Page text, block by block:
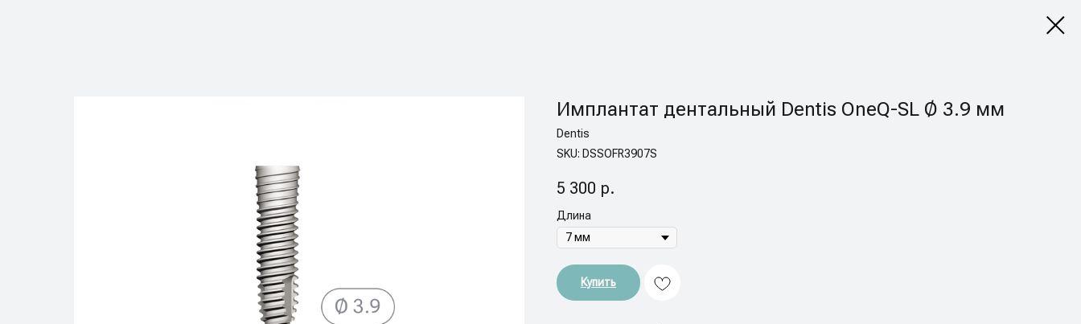
Имплантат дентальный Dentis OneQ-SL Ø 3.9 мм
Dentis
SKU: DSSOFR3907S
5 300 р.
Длина
Купить